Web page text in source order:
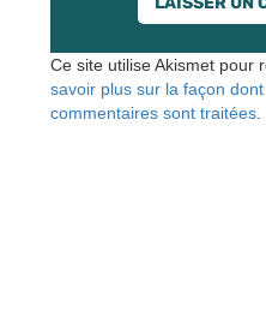
Ce site utilise Akismet pour
savoir plus sur la façon
commentaires sont traitées